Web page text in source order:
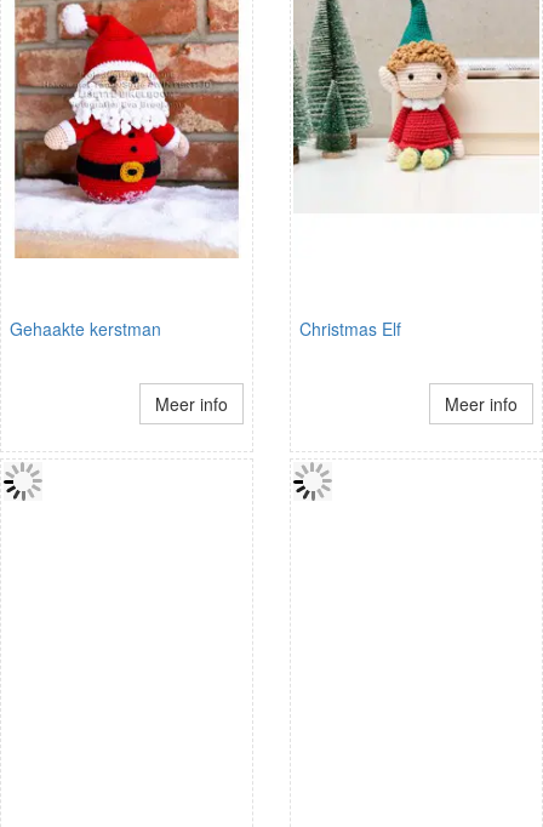
Gehaakte kerstman
Meer info
Christmas Elf
Meer info